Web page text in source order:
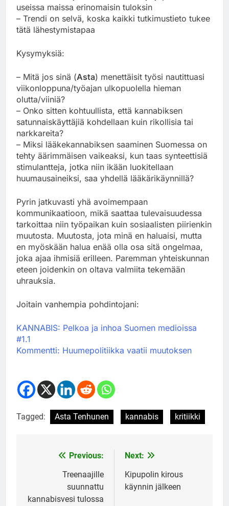
useissa maissa erinomaisin tuloksin
– Trendi on selvä, koska kaikki tutkimustieto tukee
tätä lähestymistapaa
Kysymyksiä:
– Mitä jos sinä (Asta) menettäisit työsi nautittuasi
viikonloppuna/työajan ulkopuolella hieman
olutta/viiniä?
– Onko sitten kohtuullista, että kannabiksen
satunnaiskäyttäjiä kohdellaan kuin rikollisia tai
narkkareita?
– Miksi lääkekannabiksen saaminen Suomessa on
tehty äärimmäisen vaikeaksi, kun taas synteettisiä
stimulantteja, jotka niin ikään luokitellaan
huumausaineiksi, saa yhdellä lääkärikäynnillä?
Pyrin jatkuvasti yhä avoimempaan
kommunikaatioon, mikä saattaa tulevaisuudessa
tarkoittaa niin työpaikan kuin sosiaalisten piirienkin
muutosta. Muutosta, jota minä en haluaisi, mutta
en myöskään halua enää olla osa sitä ongelmaa,
joka ajaa ihmisiä erilleen. Paremman yhteiskunnan
eteen joidenkin on oltava valmiita tekemään
uhrauksia.
Joitain vanhempia pohdintojani:
KANNABIS: Pelkoa ja inhoa Suomen medioissa
#1.1
Kommentti: Huumepolitiikka vaatii muutoksen
Tagged: Asta Tenhunen kannabis kritiikki
navigation
Previous:
Treenaajille
suunnattu
kannabisvesi tulossa
Next:
Kipupolin kirous
käynnin jälkeen